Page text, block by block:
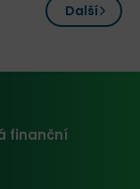
Další
finanční